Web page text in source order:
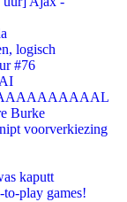
logisch
#76
Burke
voorverkiezing
kaputt
play games!